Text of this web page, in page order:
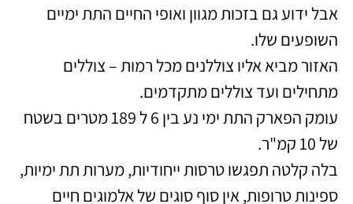
אבל ידוע גם בזכות מגוון ואופי החיים התת ימיים
השופעים שלו.
האזור מביא אליו צוללנים מכל רמות – צוללים
מתחילים ועד צוללים מתקדמים.
עומק הפארק התת ימי נע בין 6 ל 189 מטרים בשטח
של 10 קמ"ר.
בלה קלטה תפגשו טרסות ייחודיות, מערות תת ימיות,
ספינות טרופות, אין סוף סוגים של אלמוגים חיים